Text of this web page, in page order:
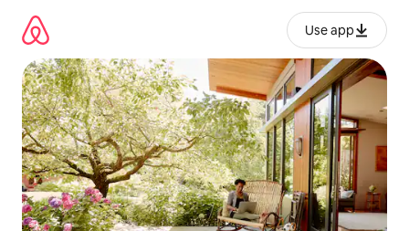
გადასვლა
Use app